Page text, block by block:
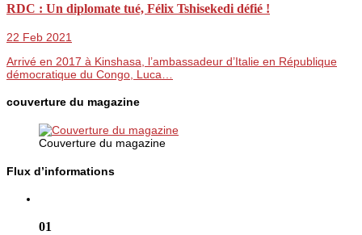
RDC : Un diplomate tué, Félix Tshisekedi défié !
22 Feb 2021
Arrivé en 2017 à Kinshasa, l’ambassadeur d’Italie en République
démocratique du Congo, Luca…
couverture du magazine
Couverture du magazine
Flux d’informations
01